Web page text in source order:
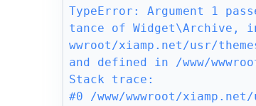
TypeError: Argument 1
tance of Widget\Archive,
wwroot/xiamp.net/usr/
and defined in /www/
Stack trace:
#0 /www/wwwroot/